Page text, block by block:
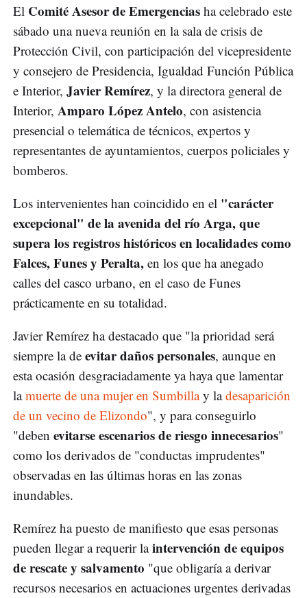
El Comité Asesor de Emergencias ha celebrado este
sábado una nueva reunión en la sala de crisis de
Protección Civil, con participación del vicepresidente
y consejero de Presidencia, Igualdad Función Pública
e Interior, Javier Remírez, y la directora general de
Interior, Amparo López Antelo, con asistencia
presencial o telemática de técnicos, expertos y
representantes de ayuntamientos, cuerpos policiales y
bomberos.
Los intervenientes han coincidido en el "carácter
excepcional" de la avenida del río Arga, que
supera los registros históricos en localidades como
Falces, Funes y Peralta, en los que ha anegado
calles del casco urbano, en el caso de Funes
prácticamente en su totalidad.
Javier Remírez ha destacado que "la prioridad será
siempre la de evitar daños personales, aunque en
esta ocasión desgraciadamente ya haya que lamentar
lamuerte de una mujer en Sumbillay ladesaparición
de un vecino de Elizondo", y para conseguirlo
"deben evitarse escenarios de riesgo innecesarios"
como los derivados de "conductas imprudentes"
observadas en las últimas horas en las zonas
inundables.
Remírez ha puesto de manifiesto que esas personas
pueden llegar a requerir laintervención de equipos
de rescate y salvamento "que obligaría a derivar
recursos necesarios en actuaciones urgentes derivadas